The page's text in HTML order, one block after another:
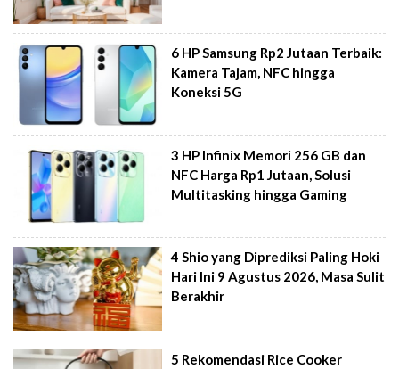
6 HP Samsung Rp2 Jutaan Terbaik:
Kamera Tajam, NFC hingga
Koneksi 5G
3 HP Infinix Memori 256 GB dan
NFC Harga Rp1 Jutaan, Solusi
Multitasking hingga Gaming
4 Shio yang Diprediksi Paling Hoki
Hari Ini 9 Agustus 2026, Masa Sulit
Berakhir
5 Rekomendasi Rice Cooker